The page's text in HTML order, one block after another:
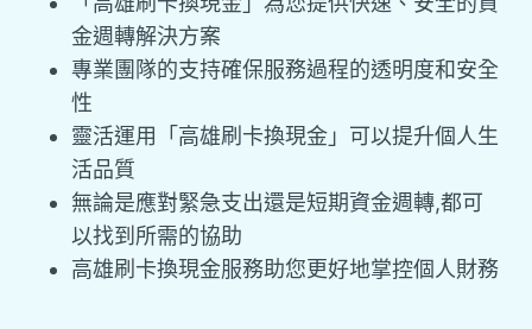
金週轉解決方案
專業團隊的支持確保服務過程的透明度和安全
性
靈活運用「高雄刷卡換現金」可以提升個人生
活品質
無論是應對緊急支出還是短期資金週轉,都可
以找到所需的協助
高雄刷卡換現金服務助您更好地掌控個人財務